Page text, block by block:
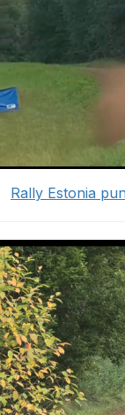
Rally Estonia